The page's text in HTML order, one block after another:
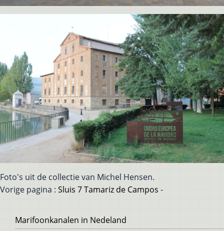
Foto's uit de collectie van Michel Hensen.
Vorige pagina : Sluis 7 Tamariz de Campos -
Voet
Marifoonkanalen in Nedeland